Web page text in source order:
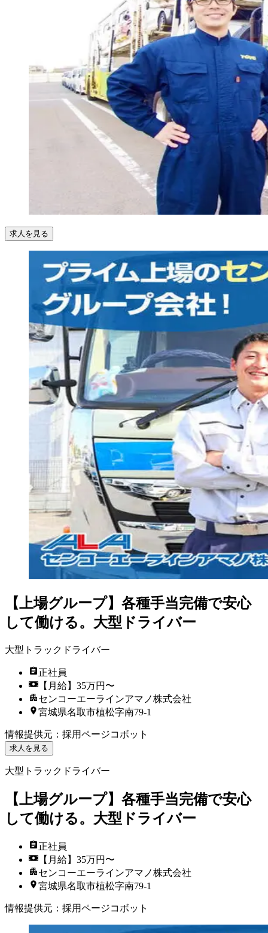
求人を見る
【上場グループ】各種手当完備で安心
して働ける。大型ドライバー
大型トラックドライバー
正社員
【月給】35万円〜
センコーエーラインアマノ株式会社
宮城県名取市植松字南79-1
情報提供元 ： 採用ページコボット
求人を見る
大型トラックドライバー
【上場グループ】各種手当完備で安心
して働ける。大型ドライバー
正社員
【月給】35万円〜
センコーエーラインアマノ株式会社
宮城県名取市植松字南79-1
情報提供元 ： 採用ページコボット